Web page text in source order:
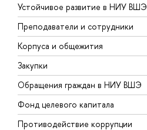
Устойчивое развитие в НИУ ВШЭ
Преподаватели и сотрудники
Корпуса и общежития
Закупки
Обращения граждан в НИУ ВШЭ
Фонд целевого капитала
Противодействие коррупции